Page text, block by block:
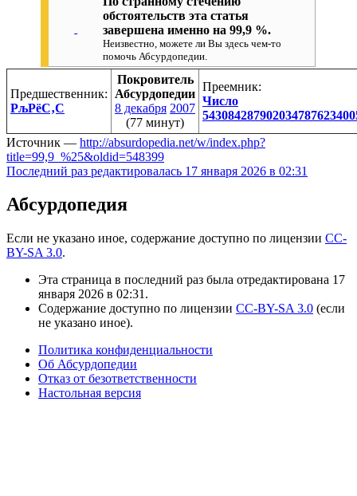
обстоятельств эта статья
завершена именно на99,9 %.
Неизвестно, можете ли Вы здесь чем-то
помочь Абсурдопедии.
Предшественник:
РљРёС‚С
Покровитель
Абсурдопедии
8 декабря 2007
(77 минут)
Преемник:
Число
Источник — http://absurdopedia.net/w/index.php?
title=99,9_%25&oldid=548399
Последний раз редактировалась 17 января 2026 в 02:31
Абсурдопедия
Если не указано иное, содержание доступно по лицензии CC-
BY-SA 3.0.
Эта страница в последний раз была отредактирована 17
января 2026 в 02:31.
Содержание доступно по лицензии CC-BY-SA 3.0 (если
не указано иное).
Политика конфиденциальности
Об Абсурдопедии
Отказ от безответственности
Настольная версия